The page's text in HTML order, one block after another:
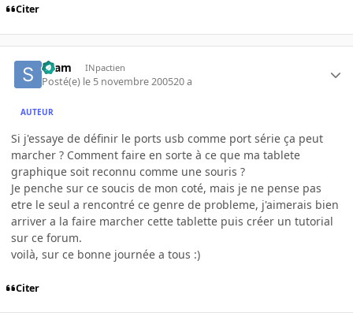
Citer
skam INpactien
Posté(e) le 5 novembre 200520 a
AUTEUR
Si j'essaye de définir le ports usb comme port série ça peut
marcher ? Comment faire en sorte à ce que ma tablete
graphique soit reconnu comme une souris ?
Je penche sur ce soucis de mon coté, mais je ne pense pas
etre le seul a rencontré ce genre de probleme, j'aimerais bien
arriver a la faire marcher cette tablette puis créer un tutorial
sur ce forum.
voilà, sur ce bonne journée a tous :)
Citer